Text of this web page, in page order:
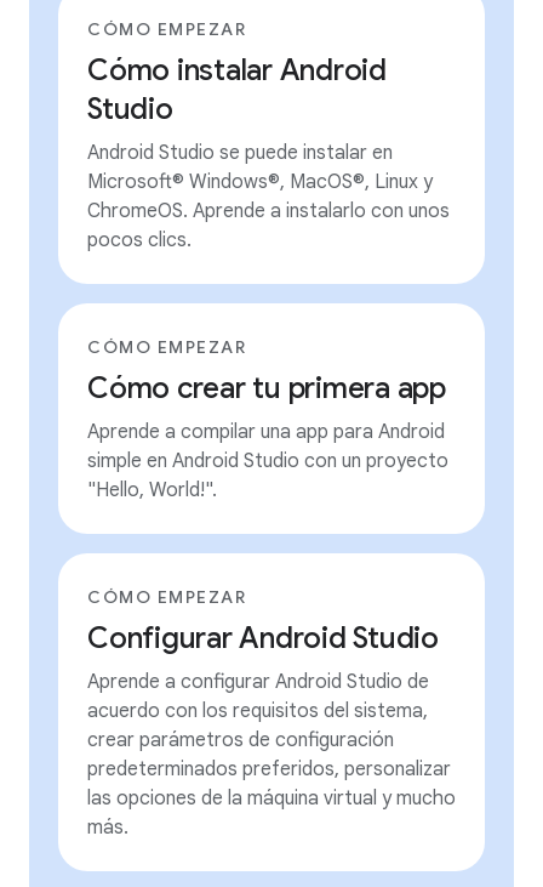
CÓMO EMPEZAR
Cómo instalar Android
Studio
Android Studio se puede instalar en
Microsoft® Windows®, MacOS®, Linux y
ChromeOS. Aprende a instalarlo con unos
pocos clics.
CÓMO EMPEZAR
Cómo crear tu primera app
Aprende a compilar una app para Android
simple en Android Studio con un proyecto
"Hello, World!".
CÓMO EMPEZAR
Configurar Android Studio
Aprende a configurar Android Studio de
acuerdo con los requisitos del sistema,
crear parámetros de configuración
predeterminados preferidos, personalizar
las opciones de la máquina virtual y mucho
más.